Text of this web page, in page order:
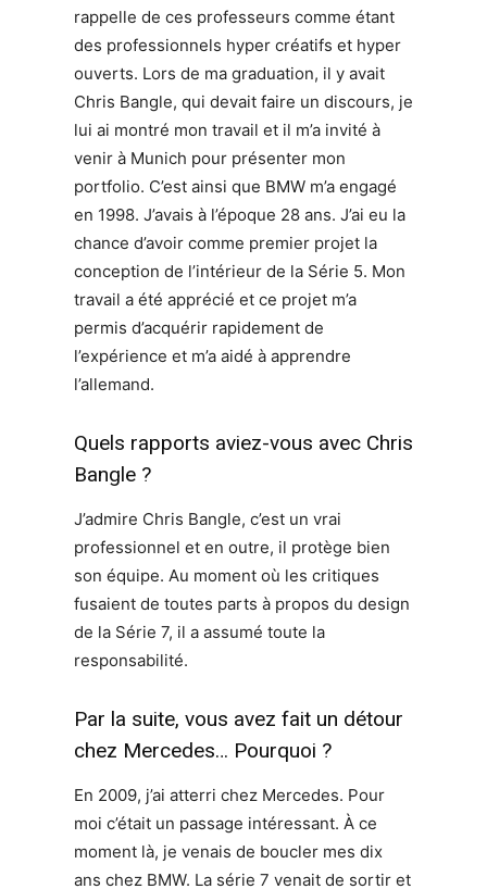
rappelle de ces professeurs comme étant
des professionnels hyper créatifs et hyper
ouverts. Lors de ma graduation, il y avait
Chris Bangle, qui devait faire un discours, je
lui ai montré mon travail et il m’a invité à
venir à Munich pour présenter mon
portfolio. C’est ainsi que BMW m’a engagé
en 1998. J’avais à l’époque 28 ans. J’ai eu la
chance d’avoir comme premier projet la
conception de l’intérieur de la Série 5. Mon
travail a été apprécié et ce projet m’a
permis d’acquérir rapidement de
l’expérience et m’a aidé à apprendre
l’allemand.
Quels rapports aviez-vous avec Chris
Bangle ?
J’admire Chris Bangle, c’est un vrai
professionnel et en outre, il protège bien
son équipe. Au moment où les critiques
fusaient de toutes parts à propos du design
de la Série 7, il a assumé toute la
responsabilité.
Par la suite, vous avez fait un détour
chez Mercedes… Pourquoi ?
En 2009, j’ai atterri chez Mercedes. Pour
moi c’était un passage intéressant. À ce
moment là, je venais de boucler mes dix
ans chez BMW. La série 7 venait de sortir et